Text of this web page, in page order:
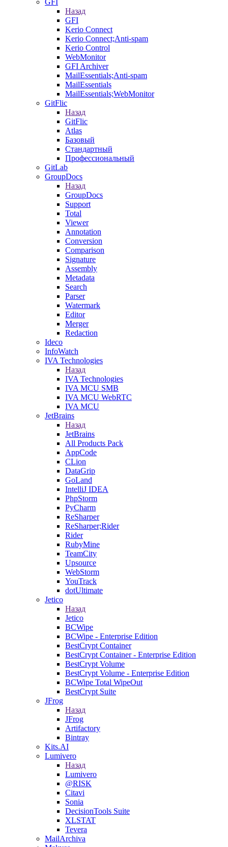
GFI
Назад
GFI
Kerio Connect
Kerio Connect;Anti-spam
Kerio Control
WebMonitor
GFI Archiver
MailEssentials;Anti-spam
MailEssentials
MailEssentials;WebMonitor
GitFlic
Назад
GitFlic
Atlas
Базовый
Стандартный
Профессиональный
GitLab
GroupDocs
Назад
GroupDocs
Support
Total
Viewer
Annotation
Conversion
Comparison
Signature
Assembly
Metadata
Search
Parser
Watermark
Editor
Merger
Redaction
Ideco
InfoWatch
IVA Technologies
Назад
IVA Technologies
IVA MCU SMB
IVA MCU WebRTC
IVA MCU
JetBrains
Назад
JetBrains
All Products Pack
AppCode
CLion
DataGrip
GoLand
IntelliJ IDEA
PhpStorm
PyCharm
ReSharper
ReSharper;Rider
Rider
RubyMine
TeamCity
Upsource
WebStorm
YouTrack
dotUltimate
Jetico
Назад
Jetico
BCWipe
BCWipe - Enterprise Edition
BestCrypt Container
BestCrypt Container - Enterprise Edition
BestCrypt Volume
BestCrypt Volume - Enterprise Edition
BCWipe Total WipeOut
BestCrypt Suite
JFrog
Назад
JFrog
Artifactory
Bintray
Kits.AI
Lumivero
Назад
Lumivero
@RISK
Citavi
Sonia
DecisionTools Suite
XLSTAT
Tevera
MailArchiva